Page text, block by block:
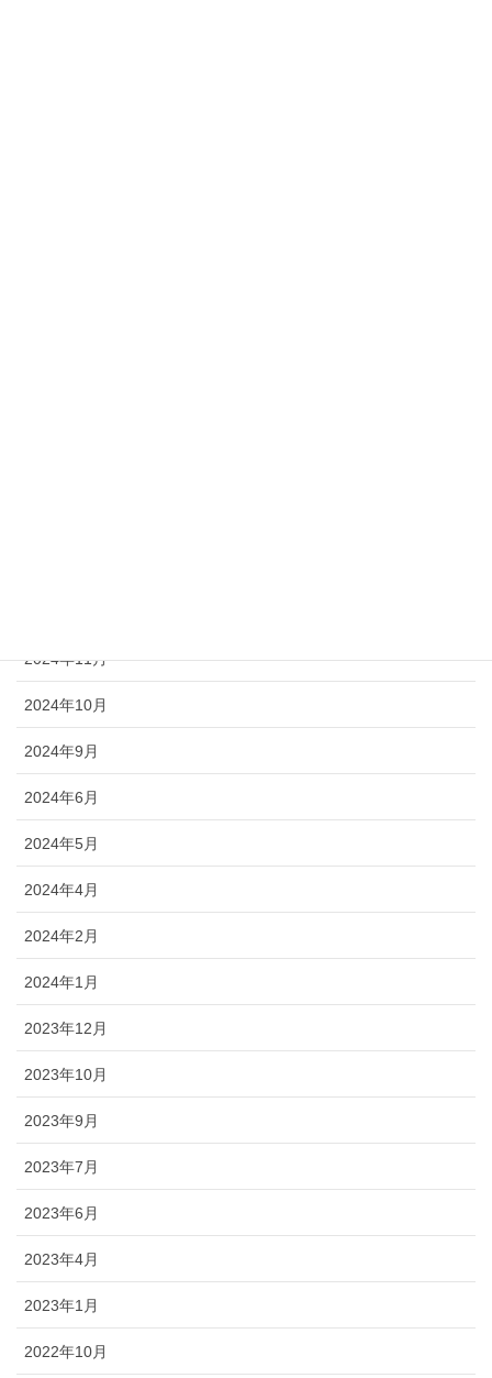
2024年11月
2024年10月
2024年9月
2024年6月
2024年5月
2024年4月
2024年2月
2024年1月
2023年12月
2023年10月
2023年9月
2023年7月
2023年6月
2023年4月
2023年1月
2022年10月